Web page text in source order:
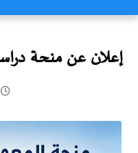
إعلان عن منحة